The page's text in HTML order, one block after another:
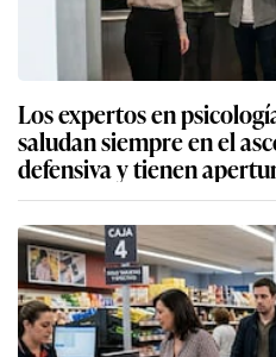
Los expertos en
saludan siempre en el
defensiva y tienen